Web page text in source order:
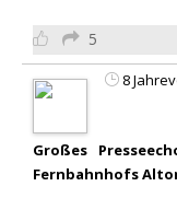
5
8
Großes
Fernbahnhofs